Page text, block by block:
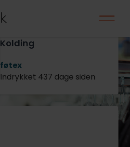
Salgsassistentelev
Kolding
føtex
Indrykket 437 dage siden